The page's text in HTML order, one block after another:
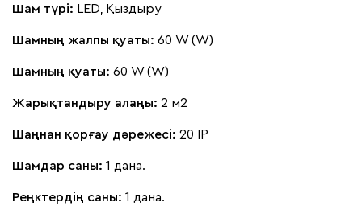
Шам түрі: LED, Қыздыру
Шамның жалпы қуаты: 60 W (W)
Шамның қуаты: 60 W (W)
Жарықтандыру алаңы: 2 м2
Шаңнан қорғау дәрежесі: 20 IP
Шамдар саны: 1 дана.
Реңктердің саны: 1 дана.